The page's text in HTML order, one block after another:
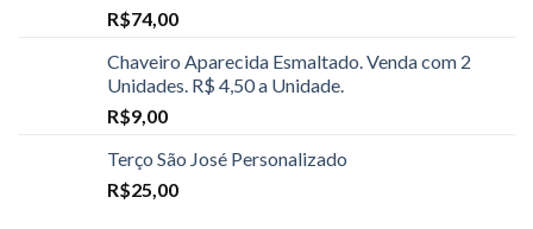
R$74,00
Chaveiro Aparecida Esmaltado. Venda com 2
Unidades. R$ 4,50 a Unidade.
R$9,00
Terço São José Personalizado
R$25,00